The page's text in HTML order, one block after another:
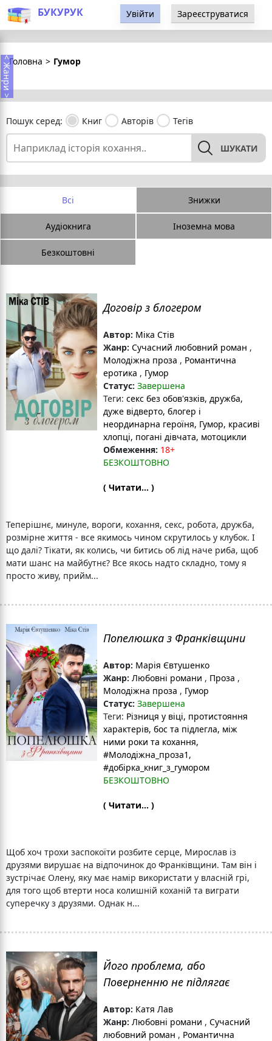
БУКУРУК Увійти Зареєструватися
Головна > Гумор
Пошук серед: Книг Авторів Тегів
ШУКАТИ
< Жанри >
Всі Знижки
Аудіокнига Іноземна мова
Безкоштовні
Договір з блогером
Автор: Міка Стів
Жанр: Сучасний любовний роман ,
Молодіжна проза , Романтична
еротика , Гумор
Статус: Завершена
Теги: секс без обов'язків, дружба,
дуже відверто, блогер і
неординарна героїня, Гумор, красиві
хлопці, погані дівчата, мотоцикли
Обмеження: 18+
БЕЗКОШТОВНО
( Читати... )
Теперішнє, минуле, вороги, кохання, секс, робота, дружба,
розмірне життя - все якимось чином скрутилось у клубок. І
що далі? Тікати, як колись, чи битись об лід наче риба, щоб
мати шанс на майбутнє? Все якось надто складно, тому я
просто живу, прийм...
Попелюшка з Франківщини
Автор: Марія Євтушенко
Жанр: Любовні романи , Проза ,
Молодіжна проза , Гумор
Статус: Завершена
Теги: Різниця у віці, протистояння
характерів, бос та підлегла, між
ними роки та кохання,
#Молодіжна_проза1 ,
#добірка_книг_з_гумором
БЕЗКОШТОВНО
( Читати... )
Щоб хоч трохи заспокоїти розбите серце, Мирослав із
друзями вирушає на відпочинок до Франківщини. Там він і
зустрічає Олену, яку має намір використати у власній грі,
для того щоб втерти носа колишній коханій та виграти
суперечку з друзями. Однак н...
Його проблема, або
Поверненню не підлягає
Автор: Катя Лав
Жанр: Любовні романи , Сучасний
любовний роман , Романтична